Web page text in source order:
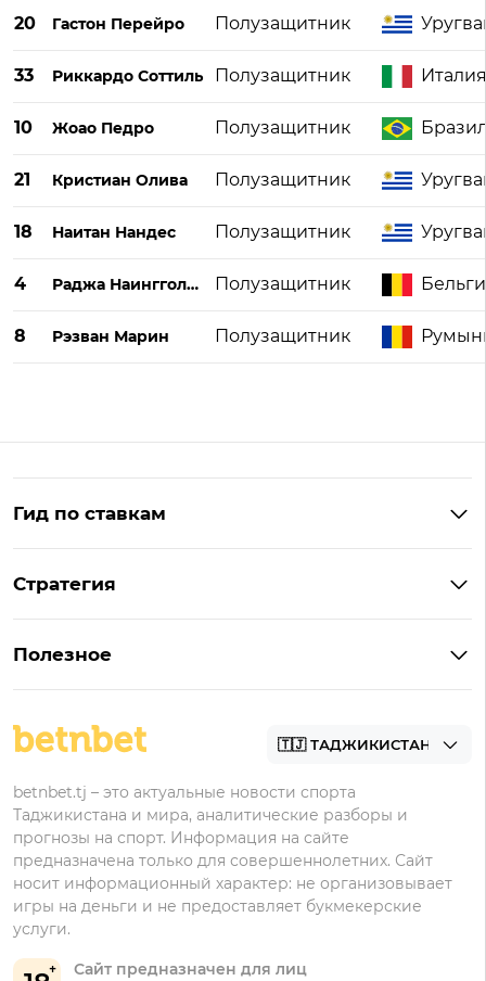
20 Гастон Перейро Полузащитник
33 Риккардо Соттиль Полузащитник Италия
10 Жоао Педро Полузащитник
21 Кристиан Олива Полузащитник
18 Наитан Нандес Полузащитник
4 Раджа Наингголан Полузащитник
8 Рэзван Марин Полузащитник
Гид по ставкам
Что значит «чет» и «нечет»
Стратегия
Полезное
Академия
Сайт предназначен для лиц
betnbet.tj – это актуальные новости спорта
Таджикистана и мира, аналитические разборы и
прогнозы на спорт. Информация на сайте
предназначена только для совершеннолетних. Сайт
носит информационный характер: не организовывает
игры на деньги и не предоставляет букмекерские
услуги.